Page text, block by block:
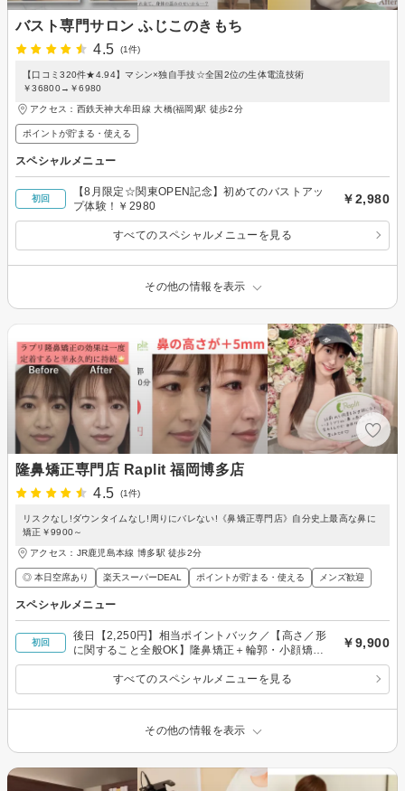
バスト専門サロン ふじこのきもち
4.5
(1件)
【口コミ320件★4.94】マシン×独自手技☆全国2位の生体電流技術
￥36800→￥6980
アクセス：西鉄天神大牟田線 大橋(福岡)駅 徒歩2分
ポイントが貯まる・使える
スペシャルメニュー
初回
【8月限定☆関東OPEN記念】初めてのバストアッ
プ体験！￥2980
￥2,980
すべてのスペシャルメニューを見る
その他の情報を表示
隆鼻矯正専門店 Raplit 福岡博多店
4.5
(1件)
リスクなし!ダウンタイムなし!周りにバレない!《鼻矯正専門店》自分史上最高な鼻に
矯正￥9900～
アクセス：JR鹿児島本線 博多駅 徒歩2分
◎ 本日空席あり 楽天スーパーDEAL ポイントが貯まる・使える メンズ歓迎
スペシャルメニュー
初回
後日【2,250円】相当ポイントバック／【高さ／形
に関すること全般OK】隆鼻矯正＋輪郭・小顔矯正
40分 所要時間90分目安
￥9,900
すべてのスペシャルメニューを見る
その他の情報を表示